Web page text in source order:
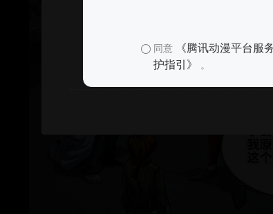
同意 《腾讯动漫平台服
护指引》
。